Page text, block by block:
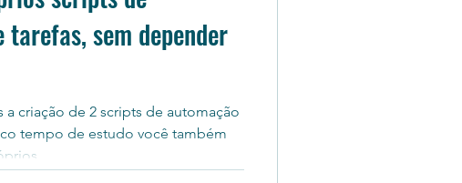
tarefas, sem depender
criação de 2 scripts de automação
tempo de estudo você também